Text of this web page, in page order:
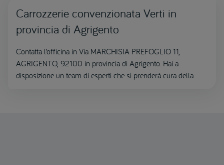
Carrozzerie convenzionata Verti in
provincia di Agrigento
Contatta l’officina in Via MARCHISIA PREFOGLIO 11,
AGRIGENTO, 92100 in provincia di Agrigento. Hai a
disposizione un team di esperti che si prenderà cura della